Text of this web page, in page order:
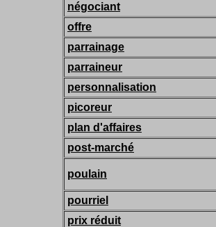
négociant
offre
parrainage
parraineur
personnalisation
picoreur
plan d'affaires
post-marché
poulain
pourriel
prix réduit